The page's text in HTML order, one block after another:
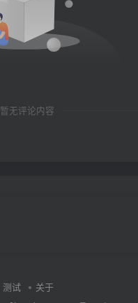
暂无评论内容
测试 关于